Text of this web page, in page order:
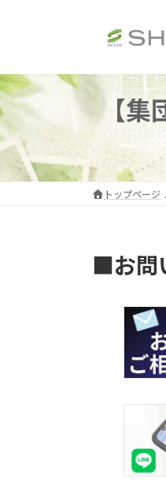
ツ
へ
ス
キ
プ
シ
ョ
ン
に
動
【集
トップページ
■お問